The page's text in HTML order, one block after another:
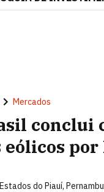
Mercados
conclui
eólicos por
do Piauí,